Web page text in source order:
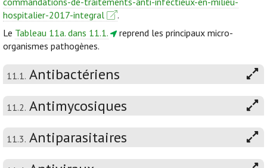
hospitalier-2017-integral
.
Le Tableau 11a. dans 11.1.
reprend les principaux micro-
organismes pathogènes.
11.1. Antibactériens
11.2. Antimycosiques
11.3. Antiparasitaires